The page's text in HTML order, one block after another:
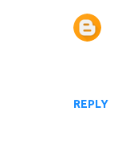
REPLY